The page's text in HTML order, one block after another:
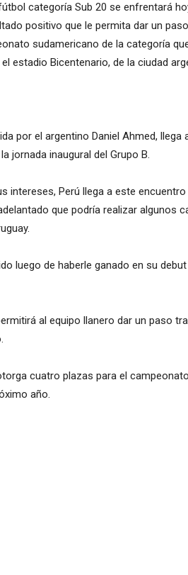
categoría Sub 20 se enfrentará
positivo que le permita dar un
sudamericano de la categoría
estadio Bicentenario, de la ciudad
por el argentino Daniel Ahmed,
jornada inaugural del Grupo B.
intereses, Perú llega a este
que podría realizar algunos
luego de haberle ganado en su
al equipo llanero dar un paso
cuatro plazas para el
año.